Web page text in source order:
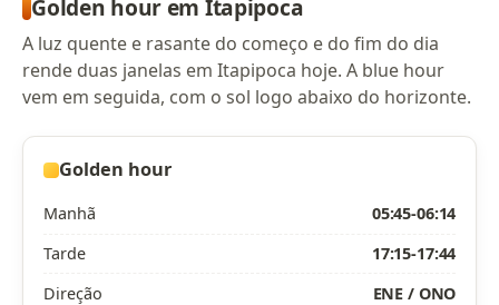
Golden hour em Itapipoca
A luz quente e rasante do começo e do fim do dia
rende duas janelas em Itapipoca hoje. A blue hour
vem em seguida, com o sol logo abaixo do horizonte.
Golden hour
Manhã
05:45-06:14
Tarde
17:15-17:44
Direção
ENE / ONO